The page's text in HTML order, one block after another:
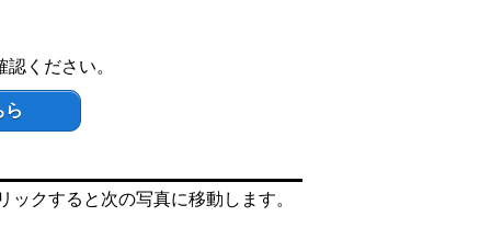
ください。
ら
クすると次の写真に移動します。